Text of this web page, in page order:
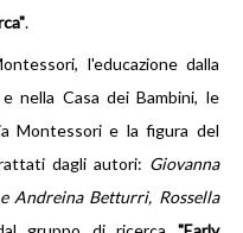
.
l'educazione dalla
nella Casa dei Bambini, le
Montessori e la figura del
dagli autori: Giovanna
Andreina Betturri, Rossella